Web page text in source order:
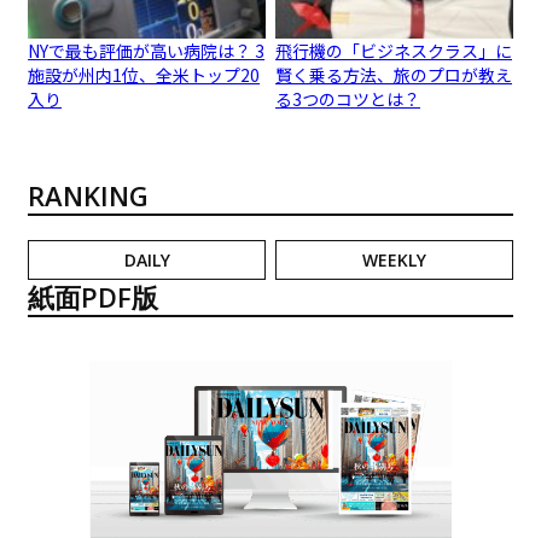
NYで最も評価が高い病院は？ 3
施設が州内1位、全米トップ20
入り
飛行機の「ビジネスクラス」に
賢く乗る方法、旅のプロが教え
る3つのコツとは？
RANKING
DAILY WEEKLY
紙面PDF版